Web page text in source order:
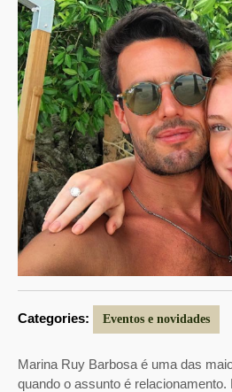
de
2016
Categories: Eventos e novidades
Marina Ruy Barbosa é uma das
quando o assunto é relacionamento.